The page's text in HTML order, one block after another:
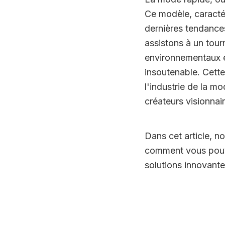
Ce modèle,
dernières
assistons à un
insoutenable.
l'industrie de la
créateurs
Dans cet article,
comment vous
solutions